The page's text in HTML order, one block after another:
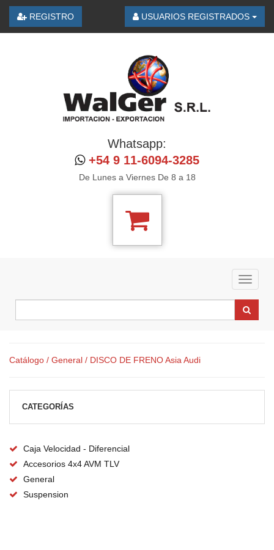
REGISTRO USUARIOS REGISTRADOS
Whatsapp:
+54 9 11-6094-3285
De Lunes a Viernes De 8 a 18
Toggle
Catálogo / General / DISCO DE FRENO Asia Audi
CATEGORÍAS
Caja Velocidad - Diferencial
Accesorios 4x4 AVM TLV
General
Suspension